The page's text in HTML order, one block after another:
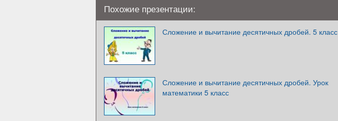
Похожие презентации:
Сложение и вычитание десятичных дробей. 5 класс
Сложение и вычитание десятичных дробей. Урок
математики 5 класс